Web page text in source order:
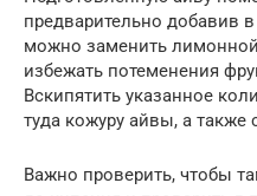
предварительно добавив
можно заменить
избежать потеменения
Вскипятить указанное
туда кожуру айвы, а
Важно проверить, чтобы